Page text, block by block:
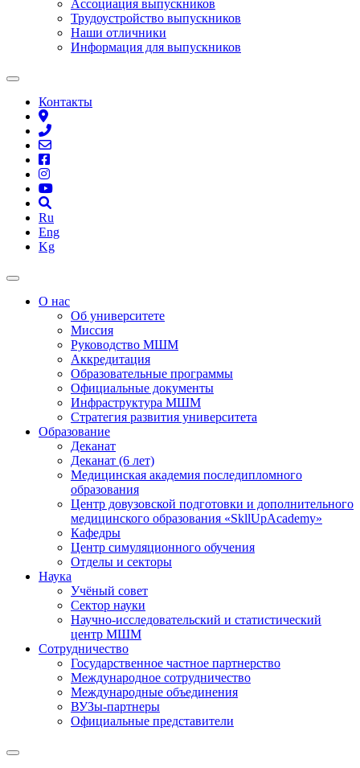
Ассоциация выпускников
Трудоустройство выпускников
Наши отличники
Информация для выпускников
Контакты
Ru
Eng
Kg
О нас
Об университете
Миссия
Руководство МШМ
Аккредитация
Образовательные программы
Официальные документы
Инфраструктура МШМ
Стратегия развития университета
Образование
Деканат
Деканат (6 лет)
Медицинская академия последипломного
образования
Центр довузовской подготовки и дополнительного
медицинского образования «SkllUpAcademy»
Кафедры
Центр симуляционного обучения
Отделы и секторы
Наука
Учёный совет
Сектор науки
Научно-исследовательский и статистический
центр МШМ
Сотрудничество
Государственное частное партнерство
Международное сотрудничество
Международные объединения
ВУЗы-партнеры
Официальные представители